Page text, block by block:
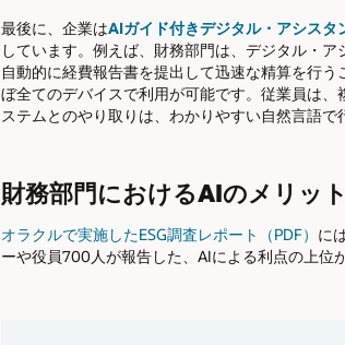
最後に、企業はAIガイド付きデジタル・アシスタ
しています。例えば、財務部門は、デジタル・
自動的に経費報告書を提出して迅速な精算を行
ぼ全てのデバイスで利用が可能です。従業員は
ステムとのやり取りは、わかりやすい自然言語で
財務部門におけるAIのメリット
オラクルで実施したESG調査レポート（PDF） に
ーや役員700人が報告した、AIによる利点の上位